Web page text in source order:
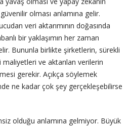
olması anlamına gelir.
veri aktarımının doğasında
bir yaklaşımın her zaman
Bununla birlikte şirketlerin, sürekli
maliyetleri ve aktarılan verilerin
gerekir. Açıkça söylemek
ne kadar çok şey gerçekleşebilirse
olduğu anlamına gelmiyor. Büyük